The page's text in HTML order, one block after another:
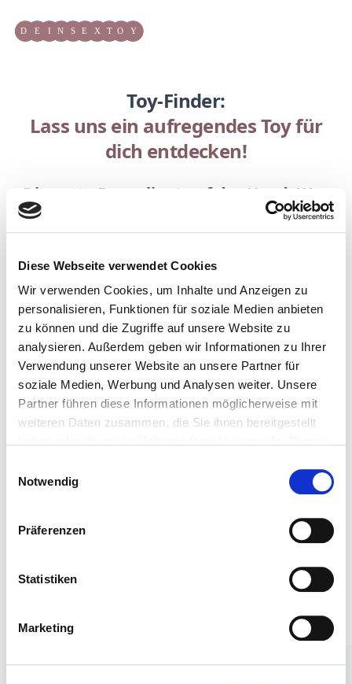
Diese Webseite verwendet Cookies
Wir verwenden Cookies, um Inhalte und Anzeigen zu
personalisieren, Funktionen für soziale Medien anbieten
zu können und die Zugriffe auf unsere Website zu
analysieren. Außerdem geben wir Informationen zu Ihrer
Verwendung unserer Website an unsere Partner für
soziale Medien, Werbung und Analysen weiter. Unsere
Partner führen diese Informationen möglicherweise mit
weiteren Daten zusammen, die Sie ihnen bereitgestellt
Notwendig
Präferenzen
Statistiken
Marketing
Workflow
Toy-Finder:
Lass uns ein aufregendes Toy für
dich entdecken!
Die erste Frage liegt auf der Hand: Was
willst du mit dem Toy deiner Träume
stimulieren?
Klitoris - das Zentrum aller Lust
GPunkt - der unerwartete Geheimtipp